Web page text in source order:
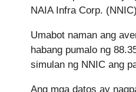
NAIA Infra Corp.
Umabot naman ang
habang pumalo ng
simulan ng NNIC ang
Ang mga datos ay